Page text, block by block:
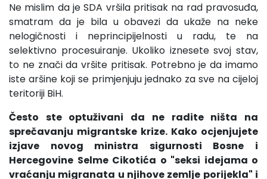
Ne mislim da je SDA vršila pritisak na rad pravosuđa,
smatram da je bila u obavezi da ukaže na neke
nelogičnosti i neprincipijelnosti u radu, te na
selektivno procesuiranje. Ukoliko iznesete svoj stav,
to ne znači da vršite pritisak. Potrebno je da imamo
iste aršine koji se primjenjuju jednako za sve na cijeloj
teritoriji BiH.
Često ste optuživani da ne radite ništa na
sprečavanju migrantske krize. Kako ocjenjujete
izjave novog ministra sigurnosti Bosne i
Hercegovine Selme Cikotića o "seksi idejama o
vraćanju migranata u njihove zemlje porijekla" i